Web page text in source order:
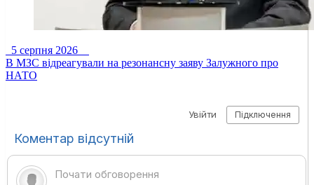
5 серпня 2026
В МЗС відреагували на резонансну заяву Залужного про
НАТО